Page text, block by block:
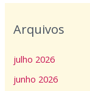
Arquivos
julho 2026
junho 2026